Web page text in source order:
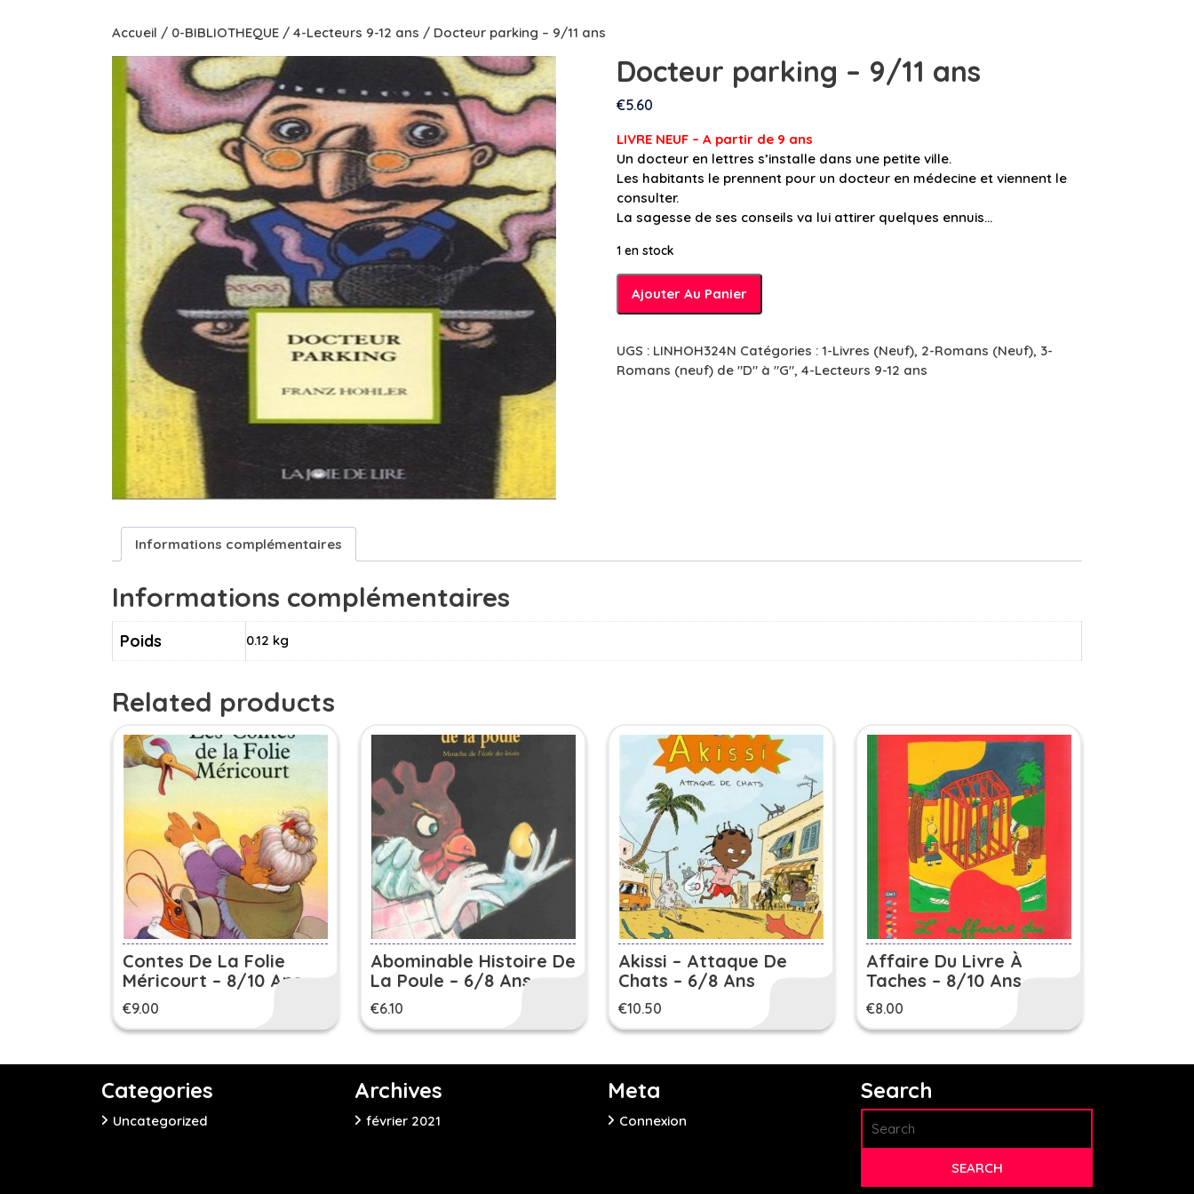
Accueil / 0-BIBLIOTHEQUE / 4-Lecteurs 9-12 ans / Docteur parking – 9/11 ans
Docteur parking – 9/11 ans
€5.60
LIVRE NEUF – A partir de 9 ans
Un docteur en lettres s’installe dans une petite ville.
Les habitants le prennent pour un docteur en médecine et viennent le
consulter.
La sagesse de ses conseils va lui attirer quelques ennuis…
1 en stock
quantité
de
-
9/11
Ajouter Au Panier
UGS : LINHOH324N Catégories : 1-Livres (Neuf), 2-Romans (Neuf), 3-
Romans (neuf) de "D" à "G", 4-Lecteurs 9-12 ans
Informations complémentaires
Informations complémentaires
Poids 0.12 kg
Related products
Contes De La Folie
Méricourt – 8/10 Ans
€9.00
Abominable Histoire De
La Poule – 6/8 Ans
€6.10
Akissi – Attaque De
Chats – 6/8 Ans
€10.50
Affaire Du Livre À
Taches – 8/10 Ans
€8.00
Categories
Uncategorized
Archives
février 2021
Meta
Connexion
Search